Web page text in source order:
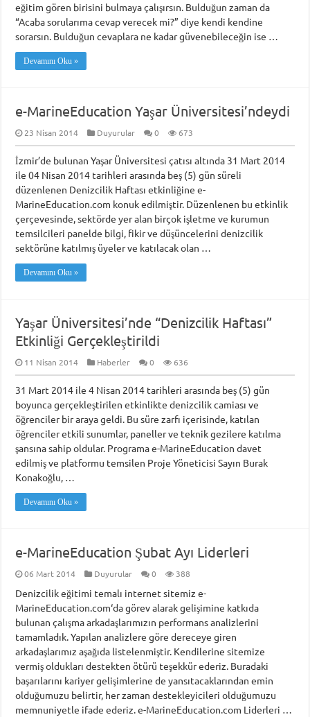
eğitim gören birisini bulmaya çalışırsın. Bulduğun zaman da
“Acaba sorularıma cevap verecek mi?” diye kendi kendine
sorarsın. Bulduğun cevaplara ne kadar güvenebileceğin ise …
Devamını Oku »
e-MarineEducation Yaşar Üniversitesi’ndeydi
23 Nisan 2014 Duyurular 0 673
İzmir’de bulunan Yaşar Üniversitesi çatısı altında 31 Mart 2014
ile 04 Nisan 2014 tarihleri arasında beş (5) gün süreli
düzenlenen Denizcilik Haftası etkinliğine e-
MarineEducation.com konuk edilmiştir. Düzenlenen bu etkinlik
çerçevesinde, sektörde yer alan birçok işletme ve kurumun
temsilcileri panelde bilgi, fikir ve düşüncelerini denizcilik
sektörüne katılmış üyeler ve katılacak olan …
Devamını Oku »
Yaşar Üniversitesi’nde “Denizcilik Haftası”
Etkinliği Gerçekleştirildi
11 Nisan 2014 Haberler 0 636
31 Mart 2014 ile 4 Nisan 2014 tarihleri arasında beş (5) gün
boyunca gerçekleştirilen etkinlikte denizcilik camiası ve
öğrenciler bir araya geldi. Bu süre zarfı içerisinde, katılan
öğrenciler etkili sunumlar, paneller ve teknik gezilere katılma
şansına sahip oldular. Programa e-MarineEducation davet
edilmiş ve platformu temsilen Proje Yöneticisi Sayın Burak
Konakoğlu, …
Devamını Oku »
e-MarineEducation Şubat Ayı Liderleri
06 Mart 2014 Duyurular 0 388
Denizcilik eğitimi temalı internet sitemiz e-
MarineEducation.com‘da görev alarak gelişimine katkıda
bulunan çalışma arkadaşlarımızın performans analizlerini
tamamladık. Yapılan analizlere göre dereceye giren
arkadaşlarımız aşağıda listelenmiştir. Kendilerine sitemize
vermiş oldukları destekten ötürü teşekkür ederiz. Buradaki
başarılarını kariyer gelişimlerine de yansıtacaklarından emin
olduğumuzu belirtir, her zaman destekleyicileri olduğumuzu
memnuniyetle ifade ederiz. e-MarineEducation.com Liderleri …